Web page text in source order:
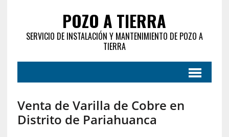
POZO A TIERRA
SERVICIO DE INSTALACIÓN Y MANTENIMIENTO DE POZO A
TIERRA
Venta de Varilla de Cobre en
Distrito de Pariahuanca